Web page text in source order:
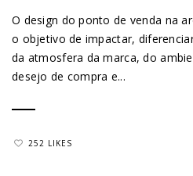
O design do ponto de venda na
o objetivo de impactar,
da atmosfera da marca, do
desejo de compra e...
252 LIKES